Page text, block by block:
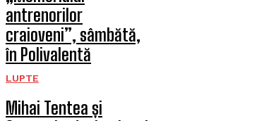
antrenorilor
craioveni”, sâmbătă,
în Polivalentă
LUPTE
Mihai Tentea și